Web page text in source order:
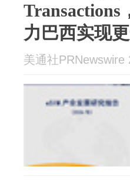
Transactions
力巴西实现
美通社PRNewswire